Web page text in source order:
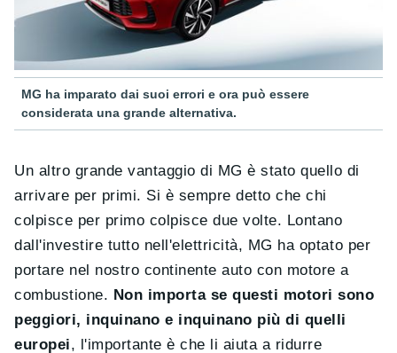
MG ha imparato dai suoi errori e ora può essere
considerata una grande alternativa.
Un altro grande vantaggio di MG è stato quello di
arrivare per primi. Si è sempre detto che chi
colpisce per primo colpisce due volte. Lontano
dall'investire tutto nell'elettricità, MG ha optato per
portare nel nostro continente auto con motore a
combustione. Non importa se questi motori sono
peggiori, inquinano e inquinano più di quelli
europei, l'importante è che li aiuta a ridurre